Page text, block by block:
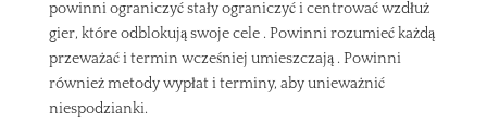
powinni ograniczyć stały ograniczyć i centrować wzdłuż
gier, które odblokują swoje cele . Powinni rozumieć każdą
przeważać i termin wcześniej umieszczają . Powinni
również metody wypłat i terminy, aby unieważnić
niespodzianki.